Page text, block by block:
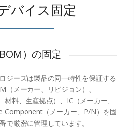
バイス固定
）の固定
ジーズは製品の同一特性を保証する
（メーカー、リビジョン）、
料、生産拠点）、IC（メーカー、
Component（メーカー、P/N）を固
で厳密に管理しています。